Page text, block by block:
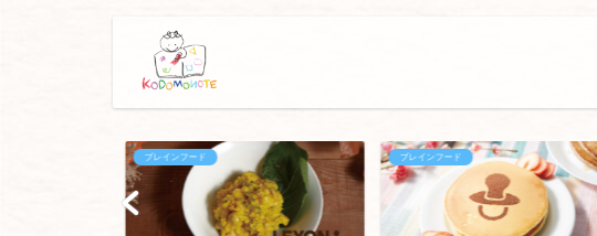
ブレインフード ブレインフード